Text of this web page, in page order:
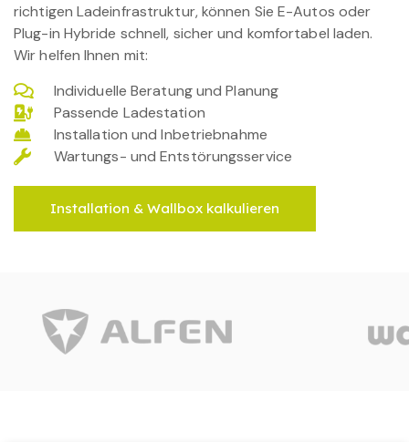
richtigen Ladeinfrastruktur, können Sie E-Autos oder
Plug-in Hybride schnell, sicher und komfortabel laden.
Wir helfen Ihnen mit:
Individuelle Beratung und Planung
Passende Ladestation
Installation und Inbetriebnahme
Wartungs- und Entstörungsservice
Installation & Wallbox kalkulieren